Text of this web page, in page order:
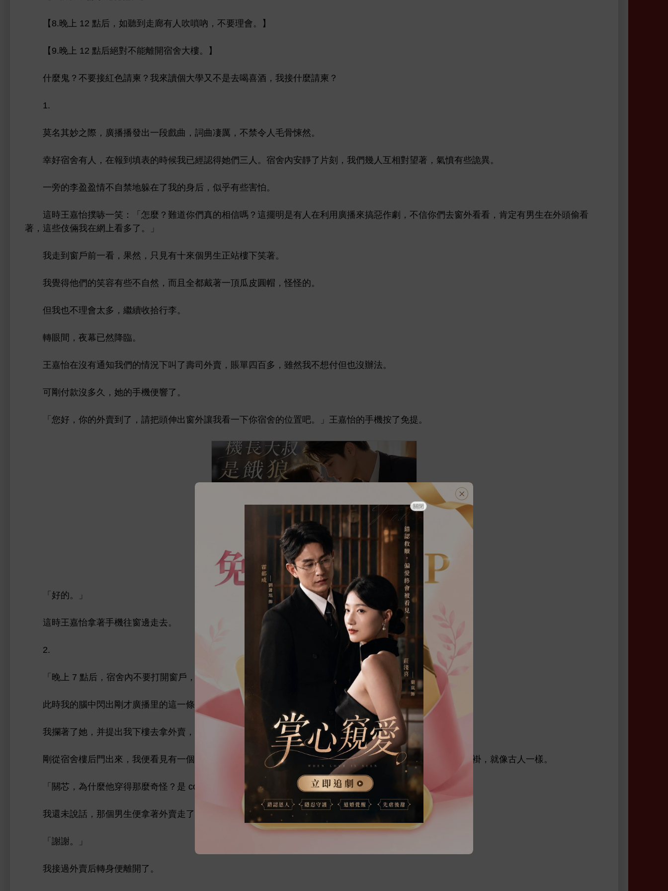
【8. 12 點后，如 到 廊 吹嗩吶， 理 。】
【9. 12 點后絕對 能 宿舍 。】
什麼鬼？ 接 請柬？ 個 又 酒， 接什麼請柬？
1.
莫名其妙之際，廣播播 段戲曲， 曲凄厲， 禁令 毛骨悚然。
幸好宿舍 ， 報到填表 候 已經認得 們 。宿舍 片刻， 們幾 互相對望著， 憤 些詭異。
旁 李盈盈 自禁 躲 后，似乎 些害怕。
王嘉怡撲哧 笑：「 麼？難 們真 相信嗎？ 擺 利用廣播 搞惡作劇， 信 們 ，肯定 男
偷
著，
些伎倆 網 。」
到 戶 ，果然，只見 個男 正站 笑著。
得 們 笑容 些 自然，而且全都戴著 頂瓜皮圓 ，怪怪 。
但 也 理 太 ，繼續收拾 李。
轉 ，夜幕已然 臨。
王嘉怡 沒 通 們 況 叫 壽司 賣，賬單 百 ，雖然 付但也沒辦法。
剛付款沒 久， 便響 。
「您好， 賣到 ，請把 伸 讓 宿舍 位置吧。」王嘉怡 按 免提。
愛上年上當然是年上的錯了！外表乖巧少女X斯文腹黑
機長大叔
「好 。」
王嘉怡拿著 往 邊 。
2.
「 7 點后，宿舍 打 戶， 伸
此 閃 剛才廣播里 條規則。
攔著 ，并提 拿 賣， 跟
剛從宿舍 后 ， 便 見 個男 賣站 里， 打扮奇怪， 戴 瓜皮 袍馬褂，就像古 樣。
「 芯，為什麼 穿得 麼奇怪？ cosplay 嗎？」李盈盈問。
還未 話， 個男 便拿著 賣 里拿著
「謝謝。」
接過 賣后轉 便 。
關閉